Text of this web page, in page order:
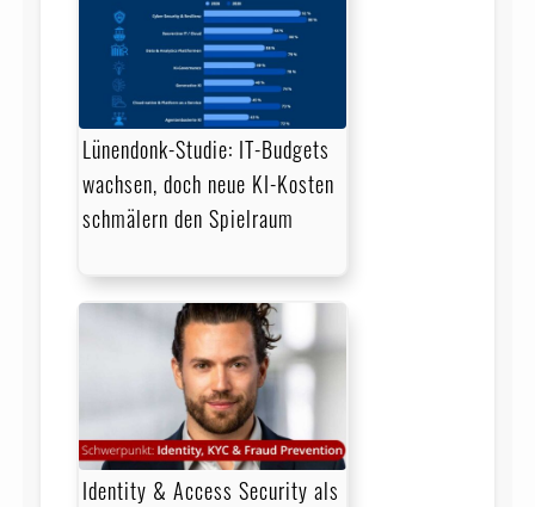
Lünendonk-Studie: IT-Budgets
wachsen, doch neue KI-Kosten
schmälern den Spielraum
Identity & Access Security als